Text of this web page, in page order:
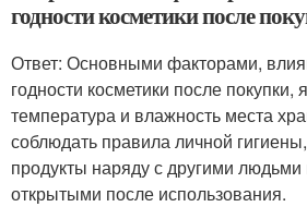
годности косметики после
Ответ: Основными факторами,
годности косметики после покупки,
температура и влажность места
соблюдать правила личной
продукты наряду с другими людьми
открытыми после использования.